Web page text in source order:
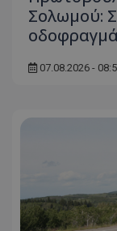
Σολωμού:
07.08.2026 -